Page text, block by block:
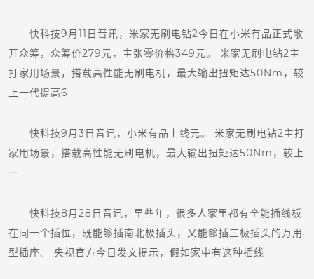
快科技9月11日音讯，米家无刷电钻2今日在小米有品正式敞
开众筹，众筹价279元，主张零价格349元。 米家无刷电钻2主
打家用场景，搭载高性能无刷电机，最大输出扭矩达50Nm，较
上一代提高6
快科技9月3日音讯，小米有品上线元。 米家无刷电钻2主打
家用场景，搭载高性能无刷电机，最大输出扭矩达50Nm，较上
一
快科技8月28日音讯，早些年，很多人家里都有全能插线板
在同一个插位，既能够插南北极插头，又能够插三极插头的万用
型插座。 央视官方今日发文提示，假如家中有这种插线